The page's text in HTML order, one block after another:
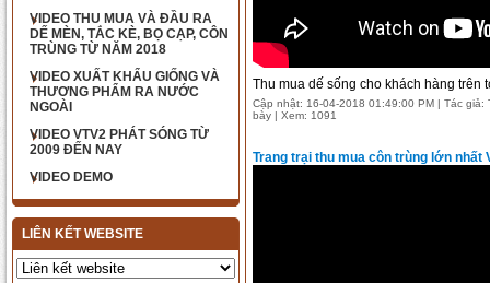
VIDEO THU MUA VÀ ĐẦU RA
DẾ MÈN, TẮC KÈ, BỌ CẠP, CÔN
TRÙNG TỪ NĂM 2018
VIDEO XUẤT KHẨU GIỐNG VÀ
THƯƠNG PHẨM RA NƯỚC
NGOÀI
VIDEO VTV2 PHÁT SÓNG TỪ
2009 ĐẾN NAY
VIDEO DEMO
LIÊN KẾT WEBSITE
Thu mua dế sống cho khách hàng trên
Cập nhật: 16-04-2018 01:49:00 PM | Tác
bày | Xem: 1091
Trang trại thu mua côn trùng lớn nhất